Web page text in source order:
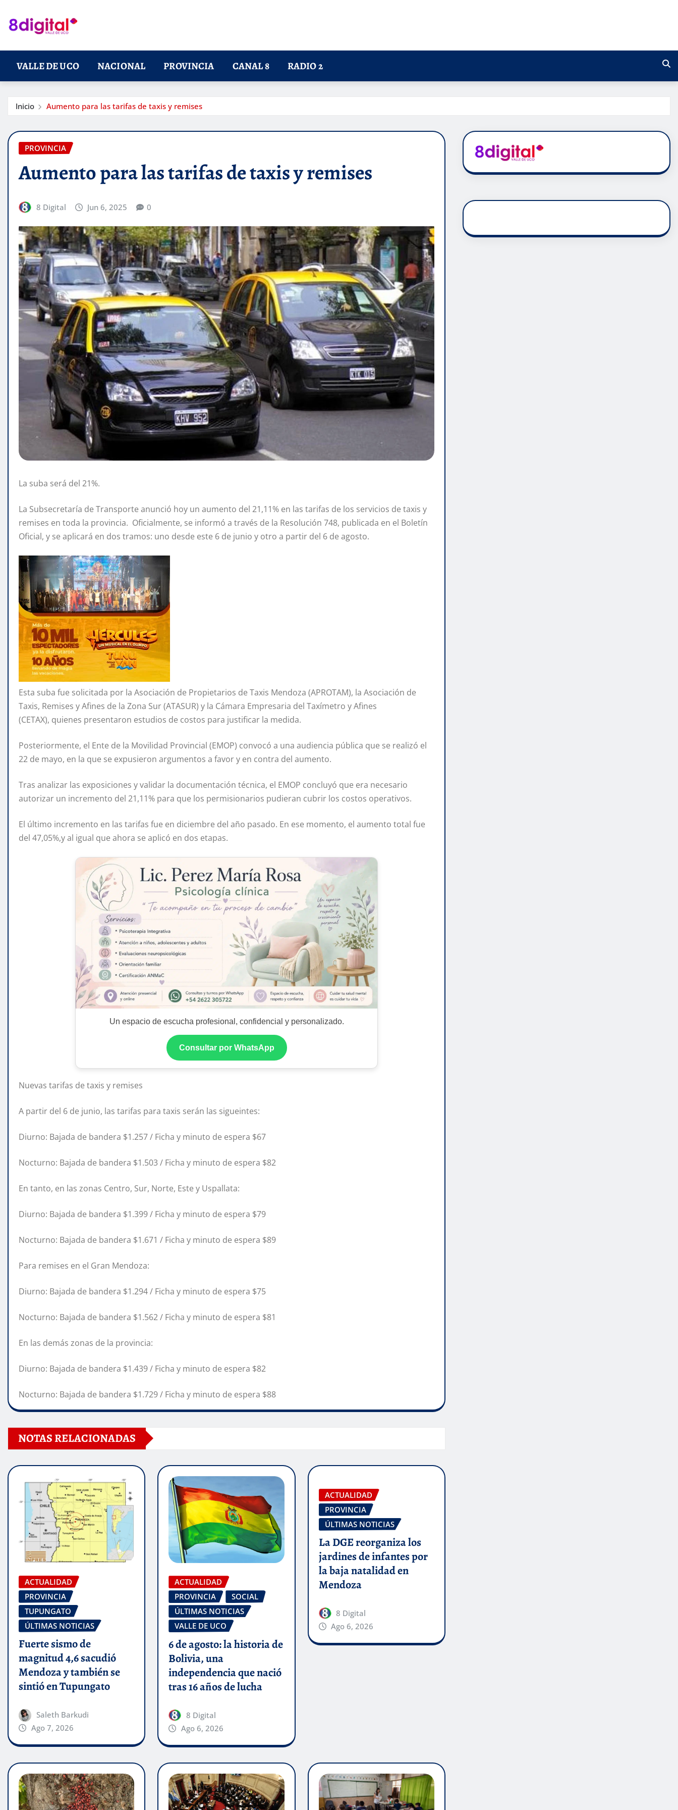
contenido
VALLE DE UCO NACIONAL PROVINCIA CANAL 8 RADIO 2
Inicio Aumento para las tarifas de taxis y remises
PROVINCIA
Aumento para las tarifas de taxis y remises
8 Digital Jun 6, 2025 0
La suba será del 21%.
La Subsecretaría de Transporte anunció hoy un aumento del 21,11% en las tarifas de los servicios de taxis y
remises en toda la provincia. Oficialmente, se informó a través de la Resolución 748, publicada en el Boletín
Oficial, y se aplicará en dos tramos: uno desde este 6 de junio y otro a partir del 6 de agosto.
Esta suba fue solicitada por la Asociación de Propietarios de Taxis Mendoza (APROTAM), la Asociación de
Taxis, Remises y Afines de la Zona Sur (ATASUR) y la Cámara Empresaria del Taxímetro y Afines
(CETAX), quienes presentaron estudios de costos para justificar la medida.
Posteriormente, el Ente de la Movilidad Provincial (EMOP) convocó a una audiencia pública que se realizó el
22 de mayo, en la que se expusieron argumentos a favor y en contra del aumento.
Tras analizar las exposiciones y validar la documentación técnica, el EMOP concluyó que era necesario
autorizar un incremento del 21,11% para que los permisionarios pudieran cubrir los costos operativos.
El último incremento en las tarifas fue en diciembre del año pasado. En ese momento, el aumento total fue
del 47,05%,y al igual que ahora se aplicó en dos etapas.
Un espacio de escucha profesional, confidencial y personalizado.
Consultar por WhatsApp
Nuevas tarifas de taxis y remises
A partir del 6 de junio, las tarifas para taxis serán las sigueintes:
Diurno: Bajada de bandera $1.257 / Ficha y minuto de espera $67
Nocturno: Bajada de bandera $1.503 / Ficha y minuto de espera $82
En tanto, en las zonas Centro, Sur, Norte, Este y Uspallata:
Diurno: Bajada de bandera $1.399 / Ficha y minuto de espera $79
Nocturno: Bajada de bandera $1.671 / Ficha y minuto de espera $89
Para remises en el Gran Mendoza:
Diurno: Bajada de bandera $1.294 / Ficha y minuto de espera $75
Nocturno: Bajada de bandera $1.562 / Ficha y minuto de espera $81
En las demás zonas de la provincia:
Diurno: Bajada de bandera $1.439 / Ficha y minuto de espera $82
Nocturno: Bajada de bandera $1.729 / Ficha y minuto de espera $88
NOTAS RELACIONADAS
ACTUALIDAD
PROVINCIA
TUPUNGATO
ÚLTIMAS NOTICIAS
Fuerte sismo de
magnitud 4,6 sacudió
Mendoza y también se
sintió en Tupungato
Saleth Barkudi
Ago 7, 2026
ACTUALIDAD
PROVINCIA
SOCIAL
ÚLTIMAS NOTICIAS
VALLE DE UCO
6 de agosto: la historia de
Bolivia, una
independencia que nació
tras 16 años de lucha
8 Digital
Ago 6, 2026
ACTUALIDAD
PROVINCIA
ÚLTIMAS NOTICIAS
La DGE reorganiza los
jardines de infantes por
la baja natalidad en
Mendoza
8 Digital
Ago 6, 2026